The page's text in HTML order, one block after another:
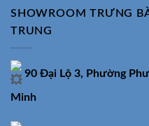
SHOWROOM TRƯNG
TRUNG
90 Đại Lộ 3, Phường
Minh